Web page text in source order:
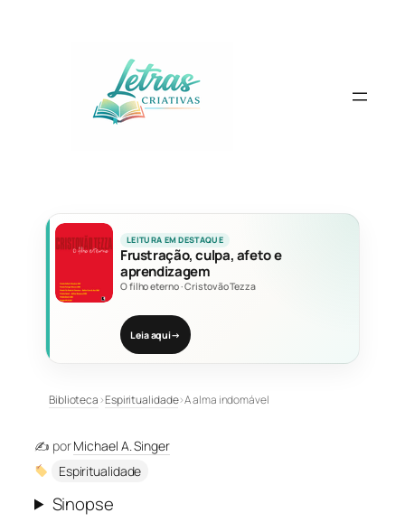
LEITURA EM DESTAQUE
Frustração, culpa, afeto e
aprendizagem
O filho eterno·Cristovão Tezza
Leia aqui→
Biblioteca›Espiritualidade›A alma indomável
✍️ porMichael A. Singer
Espiritualidade
Sinopse